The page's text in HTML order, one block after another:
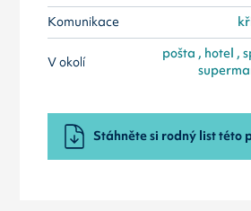
Komunikace
V okolí
pošta , hotel ,
Stáhněte si rodný list této